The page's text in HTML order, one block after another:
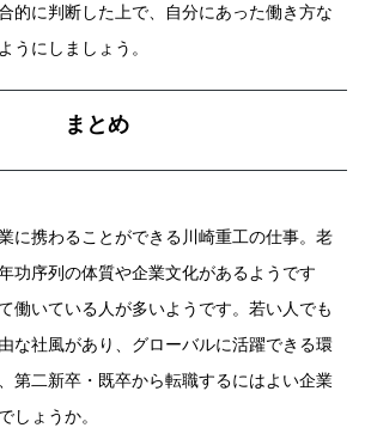
的に判断した上で、自分にあった働き方な
うにしましょう。
まとめ
に携わることができる川崎重工の仕事。老
功序列の体質や企業文化があるようです
働いている人が多いようです。若い人でも
な社風があり、グローバルに活躍できる環
第二新卒・既卒から転職するにはよい企業
しょうか。